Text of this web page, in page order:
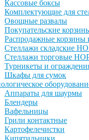
Кассовые боксы
Комплектующие для
Овощные развалы
Покупательские
Распродажные корзины
Стеллажи складские
Стеллажи торговые
Турникеты и
Шкафы для сумок
Аппараты для шаурмы
Блендеры
Вафельницы
Грили контактные
Картофелечистки
Кипятильники